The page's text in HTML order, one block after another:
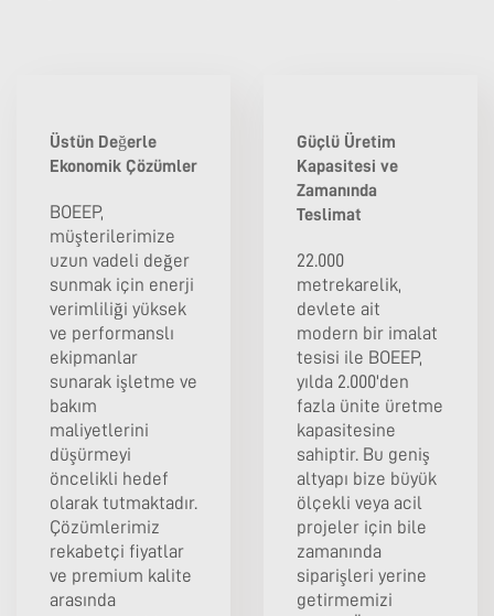
Üstün Değerle
Ekonomik Çözümler
BOEEP,
müşterilerimize
uzun vadeli değer
sunmak için enerji
verimliliği yüksek
ve performanslı
ekipmanlar
sunarak işletme ve
bakım
maliyetlerini
düşürmeyi
öncelikli hedef
olarak tutmaktadır.
Çözümlerimiz
rekabetçi fiyatlar
ve premium kalite
arasında
Güçlü Üretim
Kapasitesi ve
Zamanında
Teslimat
22.000
metrekarelik,
devlete ait
modern bir imalat
tesisi ile BOEEP,
yılda 2.000'den
fazla ünite üretme
kapasitesine
sahiptir. Bu geniş
altyapı bize büyük
ölçekli veya acil
projeler için bile
zamanında
siparişleri yerine
getirmemizi